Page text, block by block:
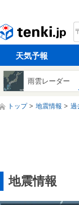
天気予報
雨雲レーダー
トップ 地震情報 過
地震情報